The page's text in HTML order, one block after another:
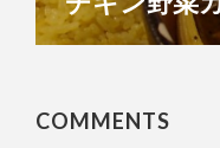
COMMENTS